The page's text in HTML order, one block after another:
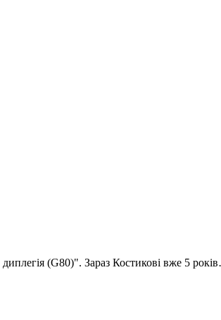
(G80)". Зараз Костикові вже 5